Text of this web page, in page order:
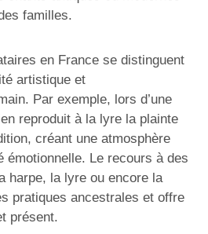
familles.
en France se distinguent
artistique et
Par exemple, lors d’une
reproduit à la lyre la plainte
créant une atmosphère
émotionnelle. Le recours à des
harpe, la lyre ou encore la
pratiques ancestrales et offre
présent.